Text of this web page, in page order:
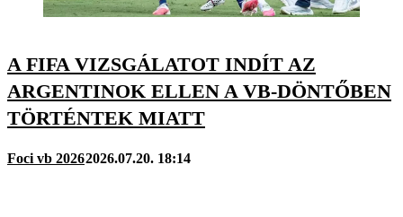
A FIFA VIZSGÁLATOT INDÍT AZ
ARGENTINOK ELLEN A VB-DÖNTŐBEN
TÖRTÉNTEK MIATT
Foci vb 20262026.07.20. 18:14